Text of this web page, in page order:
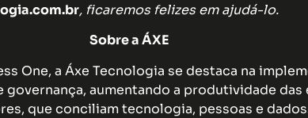
, ficaremos felizes em ajudá-lo.
Sobre a ÁXE
One, a Áxe Tecnologia se destaca na
aumentando a produtividade
que conciliam tecnologia, pessoas e